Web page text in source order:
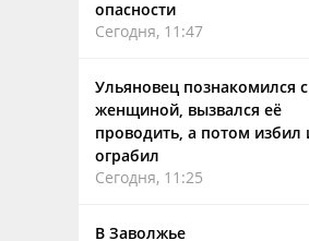
опасности
Сегодня, 11:47
Ульяновец познакомился с
женщиной, вызвался её
проводить, а потом избил
ограбил
Сегодня, 11:25
В Заволжье